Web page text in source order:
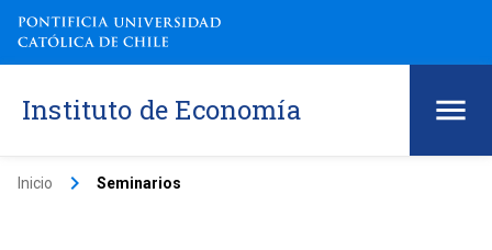
Instituto de Economía
Inicio keyboard_arrow_right Seminarios